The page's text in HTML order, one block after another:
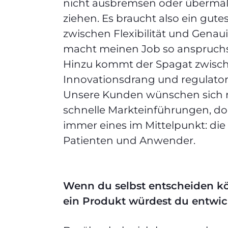
nicht ausbremsen oder
ziehen. Es braucht also ein
zwischen Flexibilität und
macht meinen Job so
Hinzu kommt der Spagat
Innovationsdrang und
Unsere Kunden wünschen
schnelle Markteinführungen,
immer eines im Mittelpunkt: die
Patienten und Anwender.
Wenn du selbst entscheiden
ein Produkt würdest du